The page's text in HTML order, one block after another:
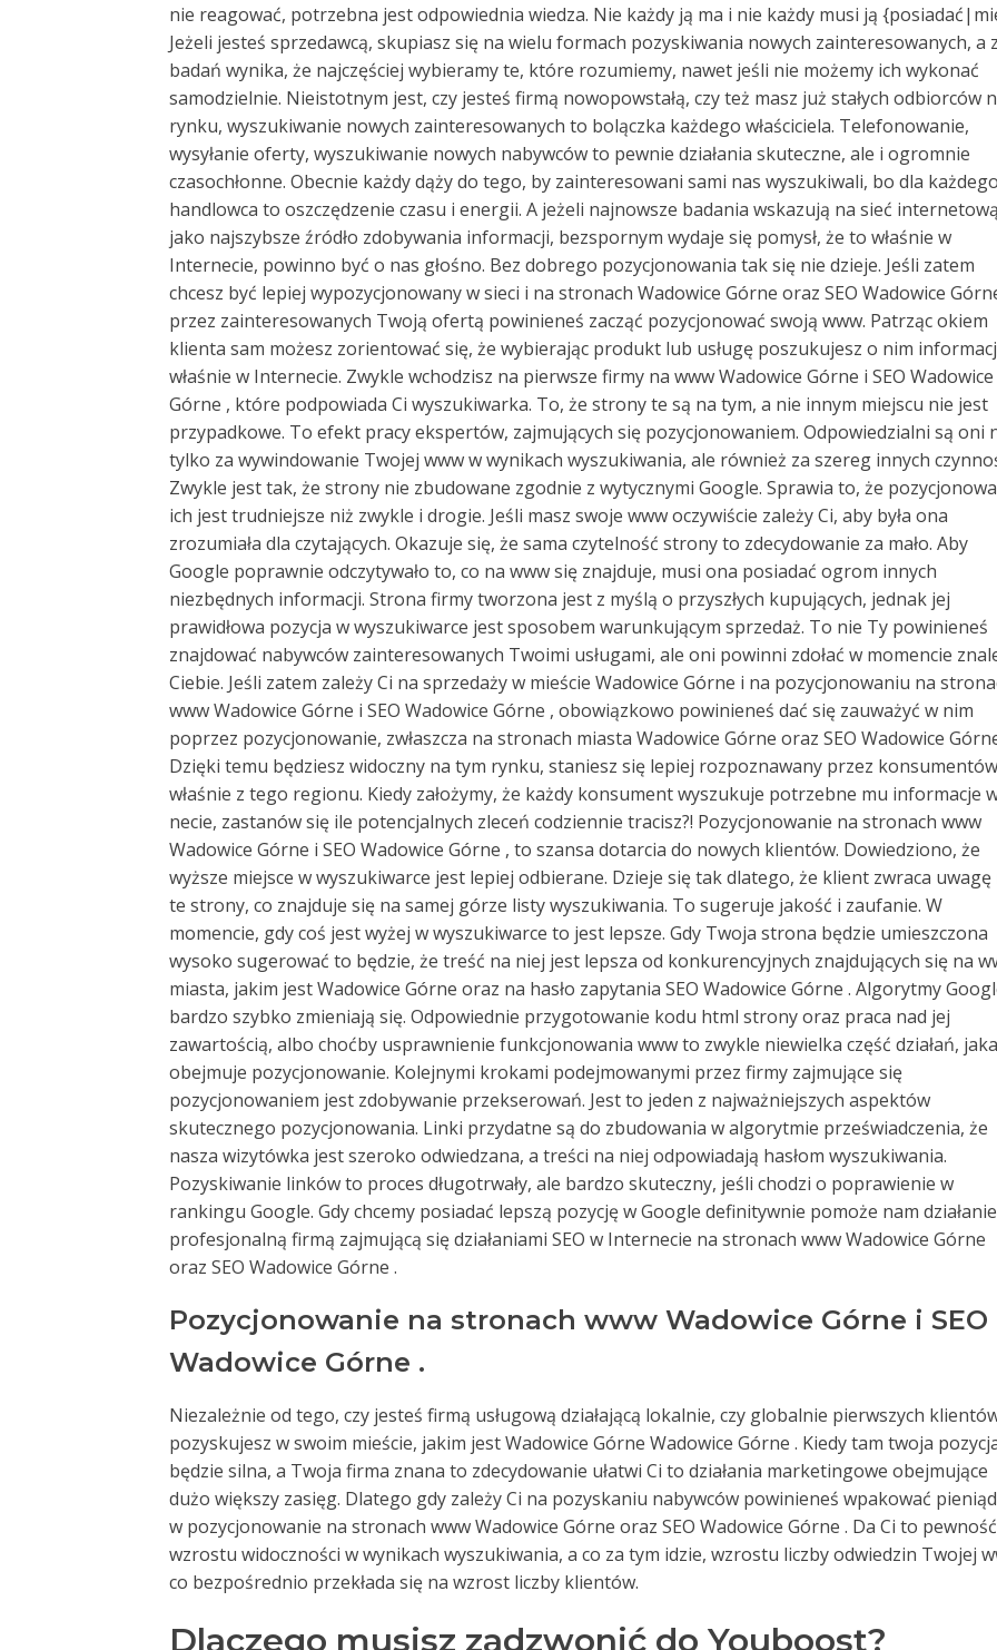
nie reagować, potrzebna jest odpowiednia wiedza. Nie każdy ją ma i nie każdy musi ją
Jeżeli jesteś sprzedawcą, skupiasz się na wielu formach pozyskiwania nowych zainteresowanych, a z
badań wynika, że najczęściej wybieramy te, które rozumiemy, nawet jeśli nie możemy ich wykonać
samodzielnie. Nieistotnym jest, czy jesteś firmą nowopowstałą, czy też masz już stałych odbiorców
rynku, wyszukiwanie nowych zainteresowanych to bolączka każdego właściciela. Telefonowanie,
wysyłanie oferty, wyszukiwanie nowych nabywców to pewnie działania skuteczne, ale i ogromnie
czasochłonne. Obecnie każdy dąży do tego, by zainteresowani sami nas wyszukiwali, bo dla każdego
handlowca to oszczędzenie czasu i energii. A jeżeli najnowsze badania wskazują na sieć
jako najszybsze źródło zdobywania informacji, bezspornym wydaje się pomysł, że to właśnie w
Internecie, powinno być o nas głośno. Bez dobrego pozycjonowania tak się nie dzieje. Jeśli zatem
chcesz być lepiej wypozycjonowany w sieci i na stronach Wadowice Górne oraz SEO Wadowice
przez zainteresowanych Twoją ofertą powinieneś zacząć pozycjonować swoją www. Patrząc okiem
klienta sam możesz zorientować się, że wybierając produkt lub usługę poszukujesz o nim
właśnie w Internecie. Zwykle wchodzisz na pierwsze firmy na www Wadowice Górne i SEO Wadowice
Górne , które podpowiada Ci wyszukiwarka. To, że strony te są na tym, a nie innym miejscu nie jest
przypadkowe. To efekt pracy ekspertów, zajmujących się pozycjonowaniem. Odpowiedzialni są oni
tylko za wywindowanie Twojej www w wynikach wyszukiwania, ale również za szereg innych
Zwykle jest tak, że strony nie zbudowane zgodnie z wytycznymi Google. Sprawia to, że
ich jest trudniejsze niż zwykle i drogie. Jeśli masz swoje www oczywiście zależy Ci, aby była ona
zrozumiała dla czytających. Okazuje się, że sama czytelność strony to zdecydowanie za mało. Aby
Google poprawnie odczytywało to, co na www się znajduje, musi ona posiadać ogrom innych
niezbędnych informacji. Strona firmy tworzona jest z myślą o przyszłych kupujących, jednak jej
prawidłowa pozycja w wyszukiwarce jest sposobem warunkującym sprzedaż. To nie Ty powinieneś
znajdować nabywców zainteresowanych Twoimi usługami, ale oni powinni zdołać w momencie
Ciebie. Jeśli zatem zależy Ci na sprzedaży w mieście Wadowice Górne i na pozycjonowaniu na
www Wadowice Górne i SEO Wadowice Górne , obowiązkowo powinieneś dać się zauważyć w nim
poprzez pozycjonowanie, zwłaszcza na stronach miasta Wadowice Górne oraz SEO Wadowice
Dzięki temu będziesz widoczny na tym rynku, staniesz się lepiej rozpoznawany przez konsumentów
właśnie z tego regionu. Kiedy założymy, że każdy konsument wyszukuje potrzebne mu informacje
necie, zastanów się ile potencjalnych zleceń codziennie tracisz?! Pozycjonowanie na stronach www
Wadowice Górne i SEO Wadowice Górne , to szansa dotarcia do nowych klientów. Dowiedziono, że
wyższe miejsce w wyszukiwarce jest lepiej odbierane. Dzieje się tak dlatego, że klient zwraca uwagę
te strony, co znajduje się na samej górze listy wyszukiwania. To sugeruje jakość i zaufanie. W
momencie, gdy coś jest wyżej w wyszukiwarce to jest lepsze. Gdy Twoja strona będzie umieszczona
wysoko sugerować to będzie, że treść na niej jest lepsza od konkurencyjnych znajdujących się na
miasta, jakim jest Wadowice Górne oraz na hasło zapytania SEO Wadowice Górne . Algorytmy
bardzo szybko zmieniają się. Odpowiednie przygotowanie kodu html strony oraz praca nad jej
zawartością, albo choćby usprawnienie funkcjonowania www to zwykle niewielka część działań, jaka
obejmuje pozycjonowanie. Kolejnymi krokami podejmowanymi przez firmy zajmujące się
pozycjonowaniem jest zdobywanie przekserowań. Jest to jeden z najważniejszych aspektów
skutecznego pozycjonowania. Linki przydatne są do zbudowania w algorytmie przeświadczenia, że
nasza wizytówka jest szeroko odwiedzana, a treści na niej odpowiadają hasłom wyszukiwania.
Pozyskiwanie linków to proces długotrwały, ale bardzo skuteczny, jeśli chodzi o poprawienie w
rankingu Google. Gdy chcemy posiadać lepszą pozycję w Google definitywnie pomoże nam
profesjonalną firmą zajmującą się działaniami SEO w Internecie na stronach www Wadowice Górne
oraz SEO Wadowice Górne .
Pozycjonowanie na stronach www Wadowice Górne i SEO
Wadowice Górne .
Niezależnie od tego, czy jesteś firmą usługową działającą lokalnie, czy globalnie pierwszych
pozyskujesz w swoim mieście, jakim jest Wadowice Górne Wadowice Górne . Kiedy tam twoja
będzie silna, a Twoja firma znana to zdecydowanie ułatwi Ci to działania marketingowe obejmujące
dużo większy zasięg. Dlatego gdy zależy Ci na pozyskaniu nabywców powinieneś wpakować
w pozycjonowanie na stronach www Wadowice Górne oraz SEO Wadowice Górne . Da Ci to pewność
wzrostu widoczności w wynikach wyszukiwania, a co za tym idzie, wzrostu liczby odwiedzin Twojej
co bezpośrednio przekłada się na wzrost liczby klientów.
Dlaczego musisz zadzwonić do Youboost?